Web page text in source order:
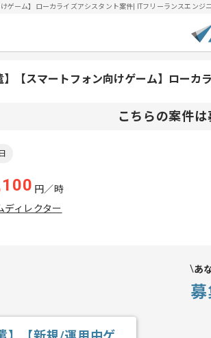
けゲーム】ローカライズアシスタント案件| ITフリーランスエン
】【スマートフォン向けゲーム】ローカ
こちらの案件
円／時
ディレクター
あ